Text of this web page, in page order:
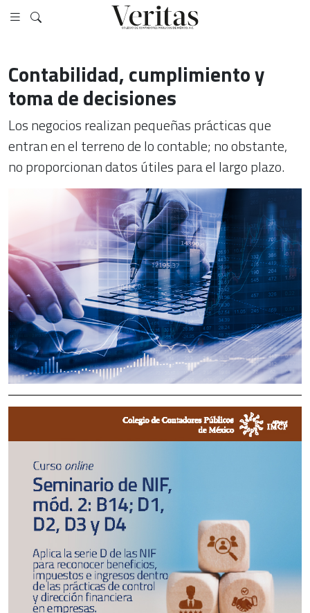
Contabilidad, cumplimiento y
toma de decisiones
Los negocios realizan pequeñas prácticas que
entran en el terreno de lo contable; no obstante,
no proporcionan datos útiles para el largo plazo.